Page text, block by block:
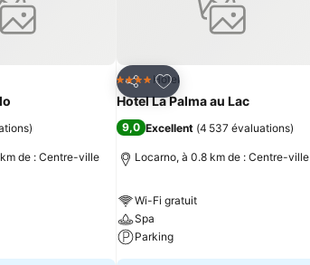
mes favoris
)
de : Centre-ville
Partager
Ajouter à mes favoris
4 ÉtoilesHotel
Hotel La Palma au Lac
9,0 Excellent (4 537 évaluations)
Locarno, à 0.8 km de : Centre-ville
Wi-Fi gratuit
Spa
Parking